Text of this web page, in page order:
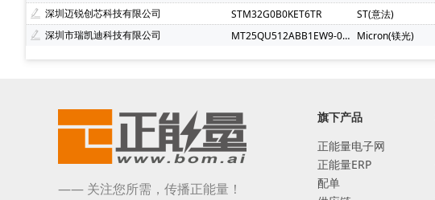
深圳迈锐创芯科技有限公司
STM32G0B0KET6TR ST(意法)
深圳市瑞凯迪科技有限公司
MT25QU512ABB1EW9-0SIT Micron(镁光)
—— 关注您所需，传播正能量！
旗下产品
正能量电子网
正能量ERP
配单